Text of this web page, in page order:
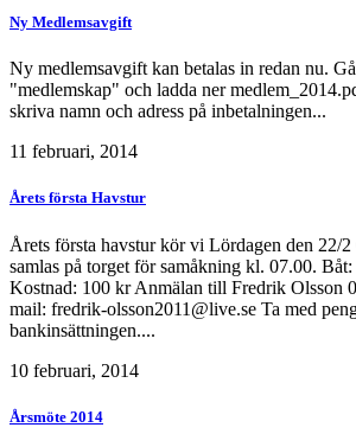
Ny Medlemsavgift
Ny medlemsavgift kan betalas in redan nu.
"medlemskap" och ladda ner
skriva namn och adress på inbetalningen...
11 februari, 2014
Årets första Havstur
Årets första havstur kör vi Lördagen den 22/
samlas på torget för samåkning kl. 07.00.
Kostnad: 100 kr Anmälan till Fredrik Olsson
mail: fredrik-olsson2011@live.se Ta med
bankinsättningen....
10 februari, 2014
Årsmöte 2014